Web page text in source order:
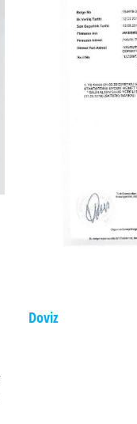
Doviz